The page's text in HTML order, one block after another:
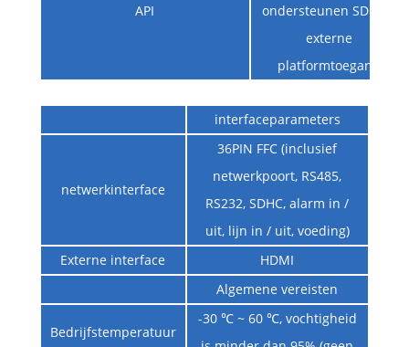
API
ondersteunen SDK en
externe
platformtoegang
interfaceparameters
netwerkinterface
36PIN FFC (inclusief
netwerkpoort, RS485,
RS232, SDHC, alarm in /
uit, lijn in / uit, voeding)
Externe interface
HDMI
Algemene vereisten
Bedrijfstemperatuur
-30 ℃ ~ 60 ℃, vochtigheid